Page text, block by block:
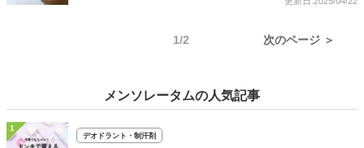
1/2 次のページ ＞
メンソレータムの人気記事
1
デオドラント・制汗剤